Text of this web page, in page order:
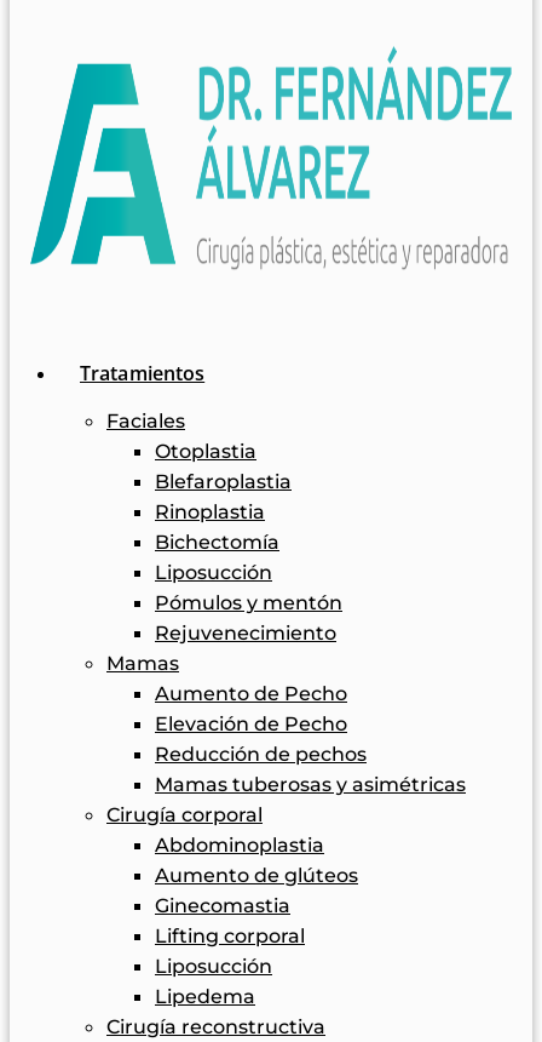
Tratamientos
Faciales
Otoplastia
Blefaroplastia
Rinoplastia
Bichectomía
Liposucción
Pómulos y mentón
Rejuvenecimiento
Mamas
Aumento de Pecho
Elevación de Pecho
Reducción de pechos
Mamas tuberosas y asimétricas
Cirugía corporal
Abdominoplastia
Aumento de glúteos
Ginecomastia
Lifting corporal
Liposucción
Lipedema
Cirugía reconstructiva